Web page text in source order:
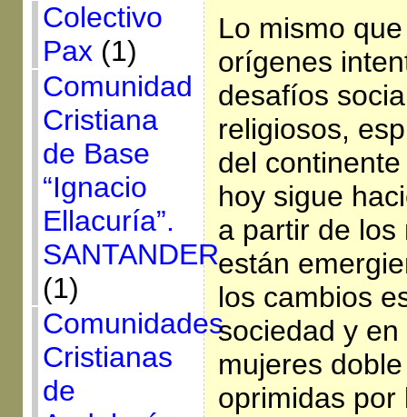
Colectivo
Pax (1)
Comunidad
Cristiana
de Base
“Ignacio
Ellacuría”.
SANTANDER
(1)
Comunidades
Cristianas
de
Lo mismo
orígenes
desafíos
religiosos,
del
hoy sigue
a partir de los
están
los cambios
sociedad y
mujeres
oprimidas por